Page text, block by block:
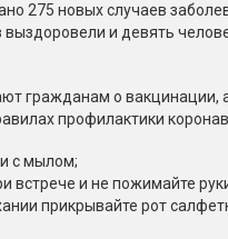
275 новых случаев
выздоровели и девять
гражданам о вакцинации,
профилактики
с мылом;
встрече и не пожимайте
прикрывайте рот